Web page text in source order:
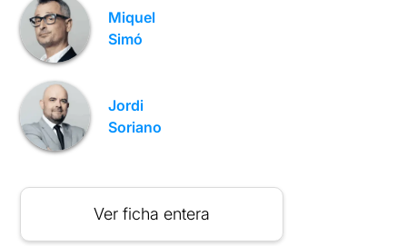
Miquel
Simó
Jordi
Soriano
Ver ficha entera